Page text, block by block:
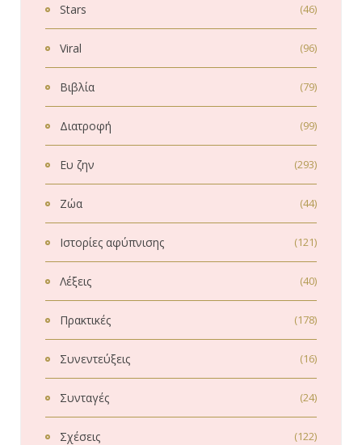
Stars (46)
Viral (96)
Βιβλία (79)
Διατροφή (99)
Ευ ζην (293)
Ζώα (44)
Ιστορίες αφύπνισης (121)
Λέξεις (40)
Πρακτικές (178)
Συνεντεύξεις (16)
Συνταγές (24)
Σχέσεις (122)